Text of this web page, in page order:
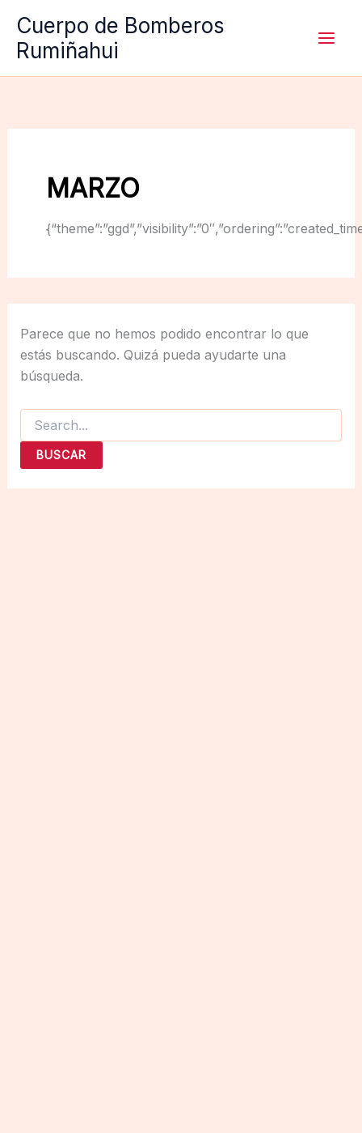
contenido
Cuerpo de Bomberos
Rumiñahui
MARZO
Parece que no hemos podido encontrar lo que
estás buscando. Quizá pueda ayudarte una
búsqueda.
Buscar
por: